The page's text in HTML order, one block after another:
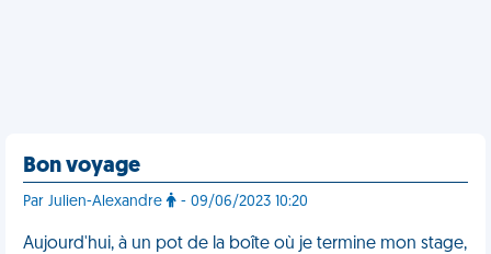
Bon voyage
Par Julien-Alexandre - 09/06/2023 10:20
Aujourd'hui, à un pot de la boîte où je termine mon stage,